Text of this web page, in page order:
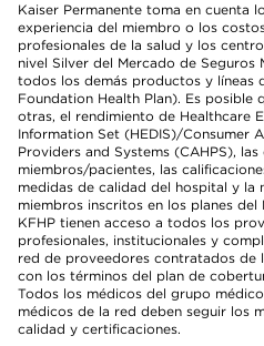
Kaiser Permanente toma en cuenta
experiencia del miembro o los
profesionales de la salud y los
nivel Silver del Mercado de Seguros
todos los demás productos y líneas
Foundation Health Plan). Es posible
otras, el rendimiento de Healthcare
Information Set (HEDIS)/Consumer
Providers and Systems (CAHPS), las
miembros/pacientes, las
medidas de calidad del hospital y la
miembros inscritos en los planes
KFHP tienen acceso a todos los
profesionales, institucionales y
red de proveedores contratados de
con los términos del plan de
Todos los médicos del grupo
médicos de la red deben seguir los
calidad y certificaciones.